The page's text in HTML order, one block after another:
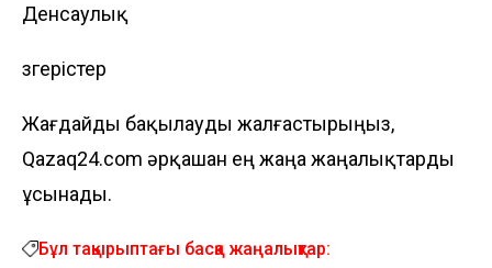
Денсаулық
өзгерістер
Жағдайды бақылауды жалғастырыңыз,
Qazaq24.com әрқашан ең жаңа жаңалықтарды
ұсынады.
Бұл тақырыптағы басқа жаңалықтар: